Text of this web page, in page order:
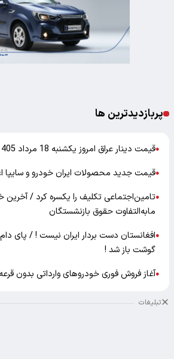
پربازدیدترین ها
●قیمت دینار عراق امروز یکشنبه 18 مرداد 1405
●قیمت جدید محصولات ایران خودرو و سایپا
●تامین‌اجتماعی تکلیف را یکسره کرد / آخرین
مابه‌التفاوت حقوق بازنشستگان
●افغانستان دست بردار ایران نیست ! / پای دام
گوشت باز شد !
●آغاز فروش فوری خودروهای وارداتی بدون
تبلیغات